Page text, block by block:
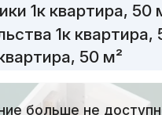
1к квартира, 50
1к квартира,
50 м²
больше не